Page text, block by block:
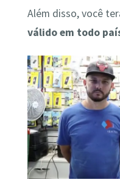
Além disso, você
válido em todo